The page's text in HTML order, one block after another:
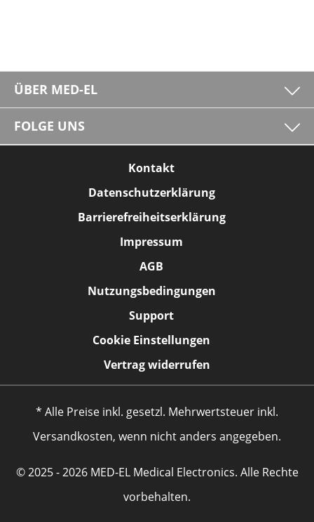
ÜBER MED-EL
FOLGE UNS
Kontakt
Datenschutzerklärung
Barrierefreiheitserklärung
Impressum
AGB
Nutzungsbedingungen
Support
Cookie Einstellungen
Vertrag widerrufen
* Alle Preise inkl. gesetzl. Mehrwertsteuer inkl.
Versandkosten, wenn nicht anders angegeben.
© 2025 - 2026 MED-EL Medical Electronics. Alle Rechte
vorbehalten.